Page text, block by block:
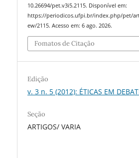
10.26694/pet.v3i5.2115. Disponível em:
https://periodicos.ufpi.br/index.php/pet/
ew/2115. Acesso em: 6 ago. 2026.
Fomatos de Citação
Edição
v. 3 n. 5 (2012): ÉTICAS EM
Seção
ARTIGOS/ VARIA